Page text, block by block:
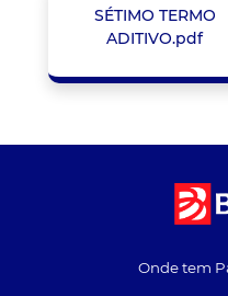
SÉTIMO TERMO
ADITIVO.pdf
Onde tem